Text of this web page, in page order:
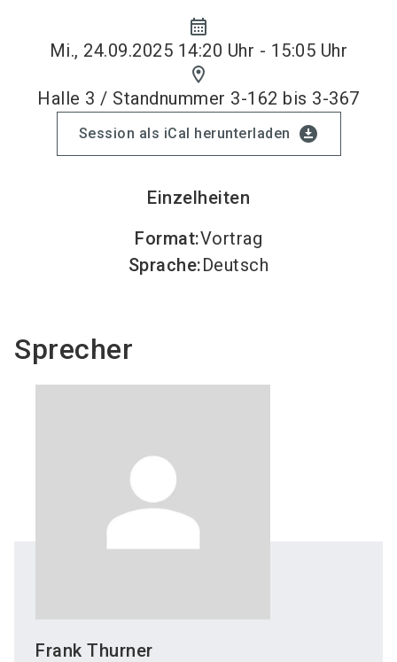
calendar_month
Mi., 24.09.2025 14:20 Uhr - 15:05 Uhr
location_on
Halle 3 / Standnummer 3-162 bis 3-367
Session als iCal herunterladen download_for_offline
Einzelheiten
Format:Vortrag
Sprache:Deutsch
Sprecher
Frank Thurner